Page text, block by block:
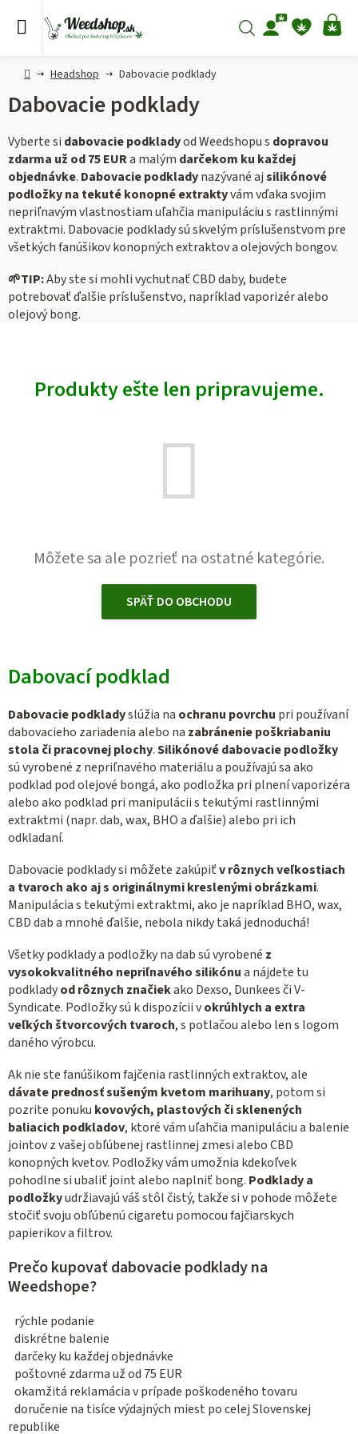
Hľadať
DomovHeadshop Dabovacie podklady
Dabovacie podklady
Vyberte si dabovacie podkladyod Weedshopu s dopravou
zdarma už od 75 EURa malým darčekom ku každej
objednávke. Dabovacie podkladynazývané ajsilikónové
podložky na tekuté konopné extraktyvám vďaka svojim
nepriľnavým vlastnostiam uľahčia manipuláciu s rastlinnými
extraktmi. Dabovacie podklady sú skvelým príslušenstvom pre
všetkých fanúšikov konopných extraktov a olejových bongov.
🌱TIP:Aby ste si mohli vychutnať CBD daby, budete
potrebovať ďalšie príslušenstvo, napríklad vaporizér alebo
olejový bong.
Produkty ešte len pripravujeme.
Môžete sa ale pozrieť na ostatné kategórie.
SPÄŤ DO OBCHODU
Dabovací podklad
Dabovacie podkladyslúžia na ochranu povrchu pri používaní
dabovacieho zariadenia alebo na zabránenie poškriabaniu
stola či pracovnej plochy.Silikónové dabovacie podložky
sú vyrobené z nepriľnavého materiálu a používajú sa ako
podklad pod olejové bongá, ako podložka pri plnení vaporizéra
alebo ako podklad pri manipulácii s tekutými rastlinnými
extraktmi (napr. dab, wax, BHO a ďalšie) alebo pri ich
odkladaní.
Dabovacie podklady si môžete zakúpiťv rôznych veľkostiach
a tvaroch ako aj s originálnymi kreslenými obrázkami.
Manipulácia s tekutými extraktmi, ako je napríklad BHO, wax,
CBD dab a mnohé ďalšie, nebola nikdy taká jednoduchá!
Všetky podklady a podložky na dab sú vyrobené z
vysokokvalitného nepriľnavého silikónua nájdete tu
podkladyod rôznych značiekako Dexso, Dunkees či V-
Syndicate. Podložky sú k dispozícii vokrúhlych a extra
veľkých štvorcových tvaroch, s potlačou alebo len s logom
daného výrobcu.
Ak nie ste fanúšikom fajčenia rastlinných extraktov, ale
dávate prednosť sušeným kvetom marihuany, potom si
pozrite ponuku kovových, plastových či sklenených
baliacich podkladov, ktoré vám uľahčia manipuláciu a balenie
jointov z vašej obľúbenej rastlinnej zmesi alebo CBD
konopných kvetov. Podložky vám umožnia kdekoľvek
pohodlne si ubaliť joint alebo naplniť bong. Podklady a
podložkyudržiavajú váš stôl čistý, takže si v pohode môžete
stočiť svoju obľúbenú cigaretu pomocou fajčiarskych
papierikov a filtrov.
Prečo kupovať dabovacie podklady na
Weedshope?
rýchle podanie
diskrétne balenie
darčeky ku každej objednávke
poštovné zdarma už od 75 EUR
okamžitá reklamácia v prípade poškodeného tovaru
doručenie na tisíce výdajných miest po celej Slovenskej
republike